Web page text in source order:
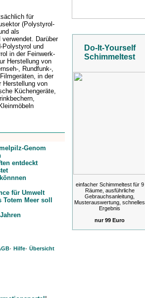
für
(Polystyrol-
als
Darüber
Polystyrol und
in der Feinwerk-
Herstellung von
, Rundfunk-,
in der
Herstellung von
Küchengeräte,
Genom
entdeckt
für Umwelt
Meer soll
· Hilfe· Übersicht
Do-It-Yourself
Schimmeltest
einfacher Schimmeltest für 9
Räume, ausführliche
Gebrauchsanleitung,
Musterauswertung, schnelles
Ergebnis
nur 99 Euro